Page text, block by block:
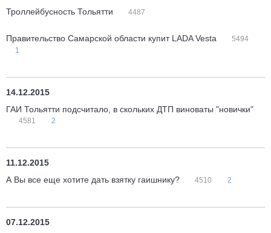
Троллейбусность Тольятти
4487
Правительство Самарской области купит LADA Vesta
5494
1
14.12.2015
ГАИ Тольятти подсчитало, в скольких ДТП виноваты "новички"
4581 2
11.12.2015
А Вы все еще хотите дать взятку гаишнику?
4510 2
07.12.2015